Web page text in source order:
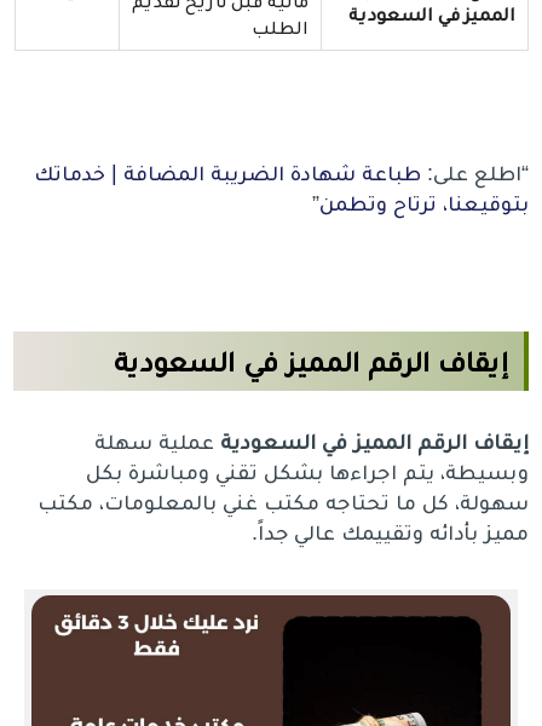
المميز في السعودية
الطلب
“اطلع على: طباعة شهادة الضريبة المضافة | خدماتك
بتوقيعنا، ترتاح وتطمن”
إيقاف الرقم المميز في السعودية
إيقاف الرقم المميز في السعودية عملية سهلة
وبسيطة، يتم اجراءها بشكل تقني ومباشرة بكل
سهولة، كل ما تحتاجه مكتب غني بالمعلومات، مكتب
مميز بأدائه وتقييمك عالي جداً.